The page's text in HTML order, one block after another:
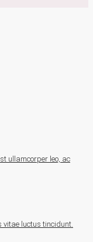
ullamcorper leo, ac
luctus tincidunt.